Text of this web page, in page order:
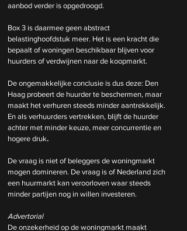
aanbod verder is opgedroogd.
Box 3 is daarmee geen abstract
belastinghoofdstuk meer. Het is een kracht die
bepaalt of woningen beschikbaar blijven voor
huurders of verdwijnen naar de koopmarkt.
De ongemakkelijke conclusie is dus deze: Den
Haag probeert de huurder te beschermen, maar
maakt het verhuren steeds minder aantrekkelijk.
En als verhuurders vertrekken, blijft de huurder
achter met minder keuze, meer concurrentie en
hogere druk.
De vraag is niet of beleggers de woningmarkt
mogen domineren. De vraag is of Nederland zich
een huurmarkt kan veroorloven waar steeds
minder partijen nog in willen investeren.
Advertorial
De onzekerheid op de woningmarkt maakt